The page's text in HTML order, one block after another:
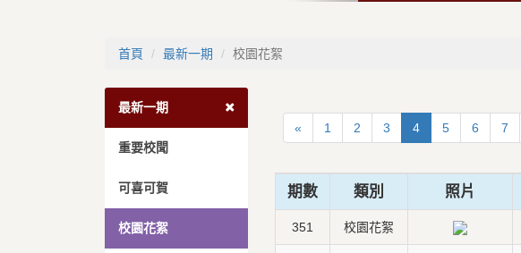
首頁 最新一期 校園花絮
最新一期
重要校聞
可喜可賀
校園花絮
« 1 2 3 4 5 6 7
期數 類別 照片
351 校園花絮